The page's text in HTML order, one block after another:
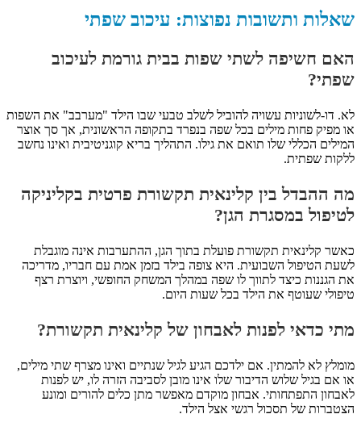
שאלות ותשובות נפוצות: עיכוב שפתי
האם חשיפה לשתי שפות בבית גורמת לעיכוב
שפתי?
לא. דו-לשוניות עשויה להוביל לשלב טבעי שבו הילד "מערבב" את השפות
או מפיק פחות מילים בכל שפה בנפרד בתקופה הראשונית, אך סך אוצר
המילים הכללי שלו תואם את גילו. התהליך בריא קוגניטיבית ואינו נחשב
ללקות שפתית.
מה ההבדל בין קלינאית תקשורת פרטית בקליניקה
לטיפול במסגרת הגן?
כאשר קלינאית תקשורת פועלת בתוך הגן, ההתערבות אינה מוגבלת
לשעת הטיפול השבועית. היא צופה בילד בזמן אמת עם חבריו, מדריכה
את הגננות כיצד לתווך לו שפה במהלך המשחק החופשי, ויוצרת רצף
טיפולי שעוטף את הילד בכל שעות היום.
מתי כדאי לפנות לאבחון של קלינאית תקשורת?
מומלץ לא להמתין. אם ילדכם הגיע לגיל שנתיים ואינו מצרף שתי מילים,
או אם בגיל שלוש הדיבור שלו אינו מובן לסביבה הזרה לו, יש לפנות
לאבחון התפתחותי. אבחון מוקדם מאפשר מתן כלים להורים ומונע
הצטברות של תסכול רגשי אצל הילד.